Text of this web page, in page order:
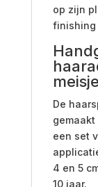
op zijn
finishing
De
een set
4 en 5
10 jaar.